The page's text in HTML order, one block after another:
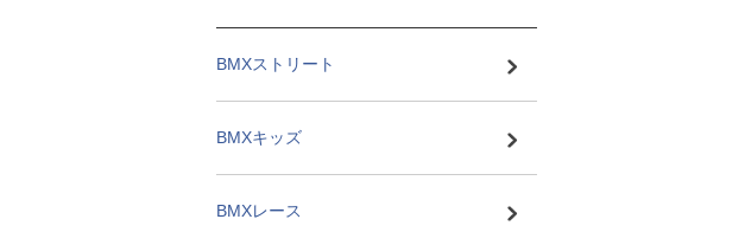
BMXストリート
BMXキッズ
BMXレース